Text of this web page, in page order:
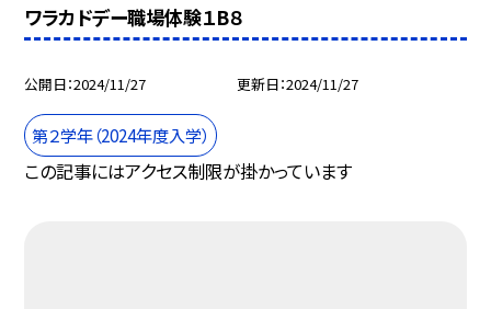
ワラカドデー職場体験１B８
公開日 2024/11/27 更新日 2024/11/27
第２学年（2024年度入学）
この記事にはアクセス制限が掛かっています